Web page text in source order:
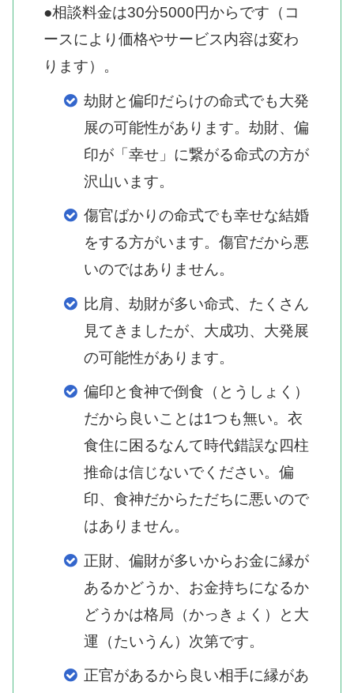
●相談料金は30分5000円からです（コ
ースにより価格やサービス内容は変わ
ります）。
劫財と偏印だらけの命式でも大発
展の可能性があります。劫財、偏
印が「幸せ」に繋がる命式の方が
沢山います。
傷官ばかりの命式でも幸せな結婚
をする方がいます。傷官だから悪
いのではありません。
比肩、劫財が多い命式、たくさん
見てきましたが、大成功、大発展
の可能性があります。
偏印と食神で倒食（とうしょく）
だから良いことは1つも無い。衣
食住に困るなんて時代錯誤な四柱
推命は信じないでください。偏
印、食神だからただちに悪いので
はありません。
正財、偏財が多いからお金に縁が
あるかどうか、お金持ちになるか
どうかは格局（かっきょく）と大
運（たいうん）次第です。
正官があるから良い相手に縁があ